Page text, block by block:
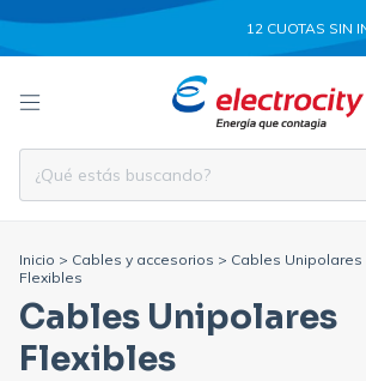
12 CUOTAS SIN INTERES
Inicio > Cables y accesorios > Cables Unipolares
Flexibles
Cables Unipolares
Flexibles